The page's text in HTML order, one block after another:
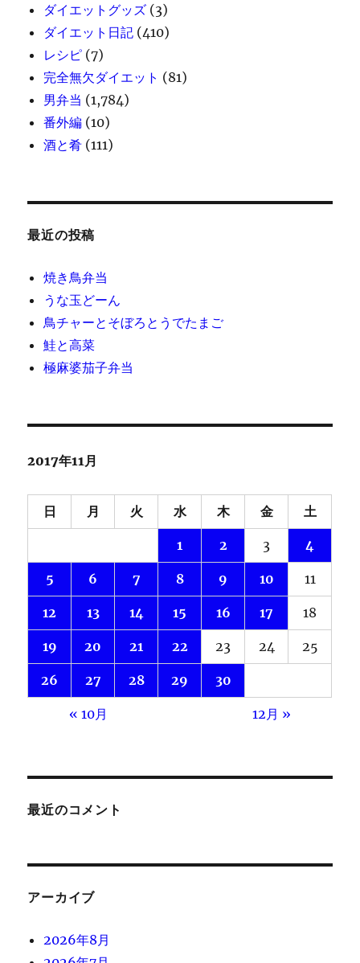
ダイエットグッズ (3)
ダイエット日記 (410)
レシピ (7)
完全無欠ダイエット (81)
男弁当 (1,784)
番外編 (10)
酒と肴 (111)
最近の投稿
焼き鳥弁当
うな玉どーん
鳥チャーとそぼろとうでたまご
鮭と高菜
極麻婆茄子弁当
2017年11月
日 月 火 水 木 金 土
1 2 3 4
5 6 7 8 9 10 11
12 13 14 15 16 17 18
19 20 21 22 23 24 25
26 27 28 29 30
« 10月 12月 »
最近のコメント
アーカイブ
2026年8月